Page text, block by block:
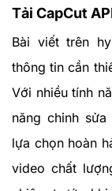
Tải CapCut
Bài viết trên
thông tin cần
Với nhiều tính
năng chỉnh
lựa chọn hoàn
video chất